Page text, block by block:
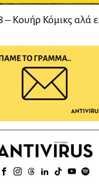
– Kουήρ Κόμικς αλά